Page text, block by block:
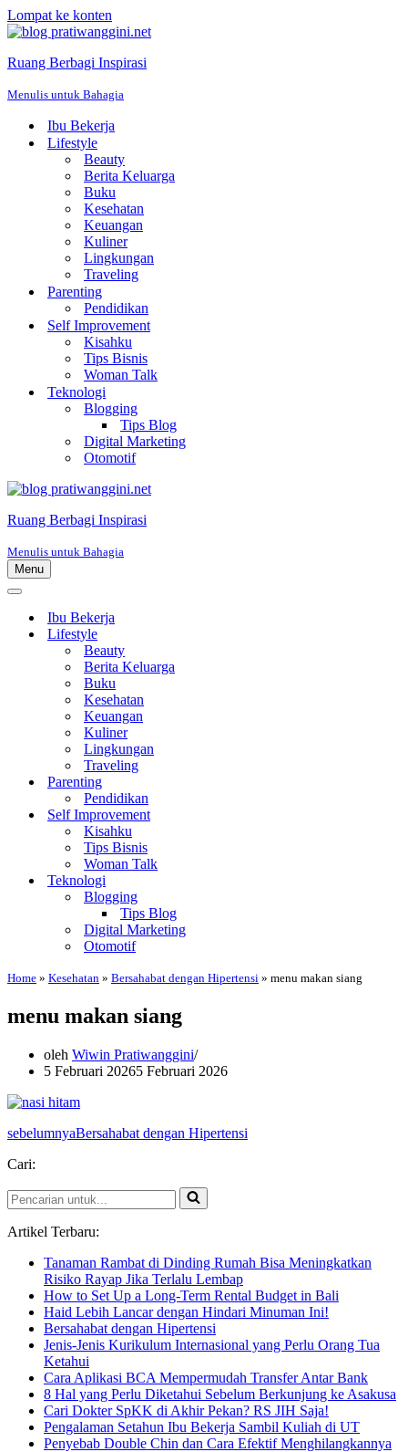
Lompat ke konten
Ruang Berbagi Inspirasi
Menulis untuk Bahagia
Ibu Bekerja
Lifestyle
Beauty
Berita Keluarga
Buku
Kesehatan
Keuangan
Kuliner
Lingkungan
Traveling
Parenting
Pendidikan
Self Improvement
Kisahku
Tips Bisnis
Woman Talk
Teknologi
Blogging
Tips Blog
Digital Marketing
Otomotif
Ruang Berbagi Inspirasi
Menulis untuk Bahagia
Menu
Menu
Menu
NavigasiIbu Bekerja
Lifestyle
Beauty
Berita Keluarga
Buku
Kesehatan
Keuangan
Kuliner
Lingkungan
Traveling
Parenting
Pendidikan
Self Improvement
Kisahku
Tips Bisnis
Woman Talk
Teknologi
Blogging
Tips Blog
Digital Marketing
Otomotif
Home » Kesehatan » Bersahabat dengan Hipertensi » menu makan siang
menu makan siang
oleh Wiwin Pratiwanggini
5 Februari 20265 Februari 2026
sebelumnyaBersahabat dengan Hipertensi
Cari:
Pencarian
untuk...
Artikel Terbaru:
Tanaman Rambat di Dinding Rumah Bisa Meningkatkan
Risiko Rayap Jika Terlalu Lembap
How to Set Up a Long-Term Rental Budget in Bali
Haid Lebih Lancar dengan Hindari Minuman Ini!
Bersahabat dengan Hipertensi
Jenis-Jenis Kurikulum Internasional yang Perlu Orang Tua
Ketahui
Cara Aplikasi BCA Mempermudah Transfer Antar Bank
8 Hal yang Perlu Diketahui Sebelum Berkunjung ke Asakusa
Cari Dokter SpKK di Akhir Pekan? RS JIH Saja!
Pengalaman Setahun Ibu Bekerja Sambil Kuliah di UT
Penyebab Double Chin dan Cara Efektif Menghilangkannya